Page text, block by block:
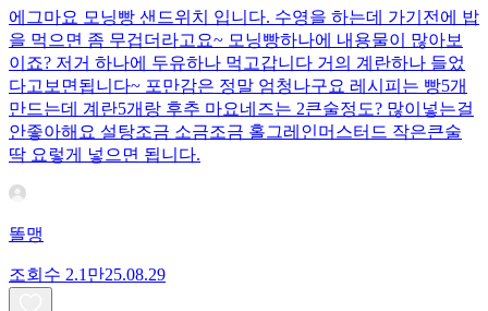
에그마요 모닝빵 샌드위치 입니다. 수영을 하는데 가기전에 밥
을 먹으면 좀 무겁더라고요~ 모닝빵하나에 내용물이 많아보
이죠? 저거 하나에 두유하나 먹고갑니다 거의 계란하나 들었
다고보면됩니다~ 포만감은 정말 엄청나구요 레시피는 빵5개
만드는데 계란5개랑 후추 마요네즈는 2큰술정도? 많이넣는걸
안좋아해요 설탕조금 소금조금 홀그레인머스터드 작은큰술
딱 요렇게 넣으면 됩니다.
똘맹
조회수 2.1만25.08.29